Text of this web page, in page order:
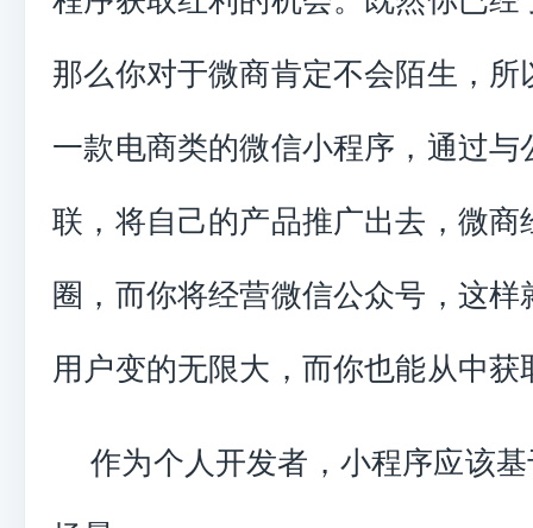
那么你对于微商肯定不会陌生，所
一款电商类的微信小程序，通过与
联，将自己的产品推广出去，微商
圈，而你将经营微信公众号，这样
用户变的无限大，而你也能从中获
作为个人开发者，小程序应该